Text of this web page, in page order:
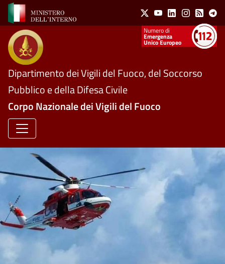
Salta al contenuto principale Social Menu
X YoutubeLinkedinInstagram
Feed
Numeri utili
Emergenza
Unico Europeo
Dipartimento dei Vigili del Fuoco, del Soccorso
Pubblico e della Difesa Civile
Corpo Nazionale dei Vigili del Fuoco